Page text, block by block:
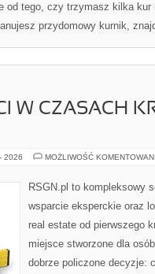
od tego, czy trzymasz kilka kur
przydomowy kurnik,
W CZASACH
2026 MOŻLIWOŚĆ
RSGN.pl to kompleksowy
wsparcie eksperckie oraz
real estate od pierwszego
miejsce stworzone dla
dobrze policzone decyzje: